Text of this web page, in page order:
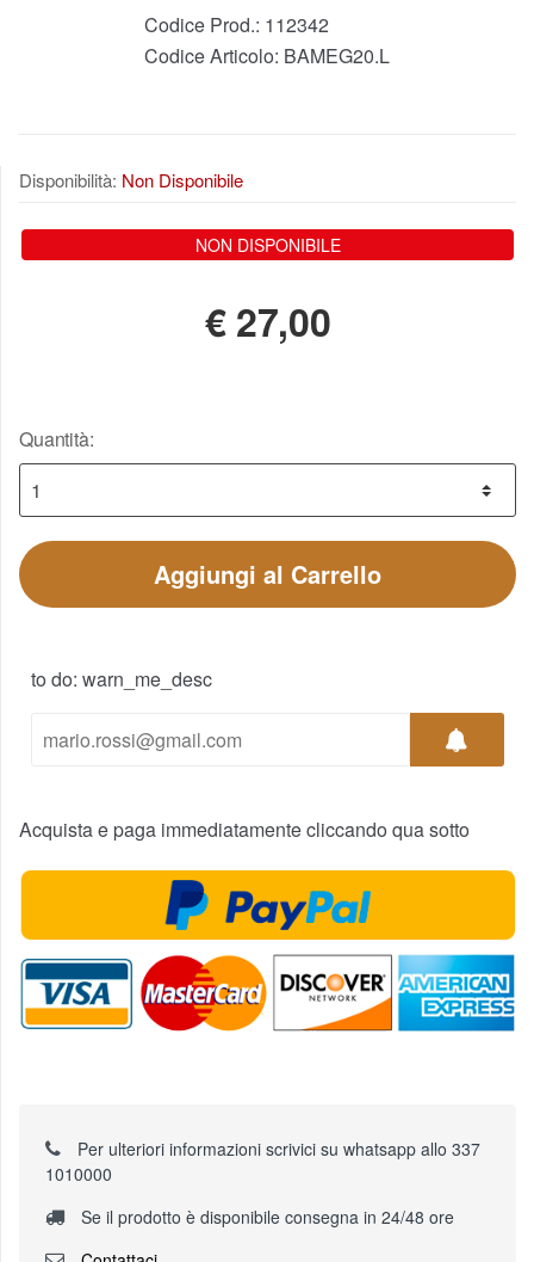
Codice Prod.: 112342
Codice Articolo: BAMEG20.L
Disponibilità: Non Disponibile
NON DISPONIBILE
€27,00
Quantità:
Aggiungi al Carrello
to do: warn_me_desc
Acquista e paga immediatamente cliccando qua sotto
Per ulteriori informazioni scrivici su whatsapp allo 337
1010000
Se il prodotto è disponibile consegna in 24/48 ore